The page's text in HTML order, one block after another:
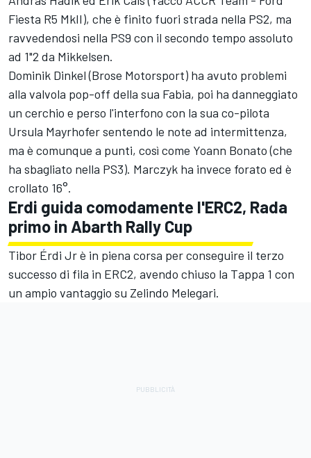
Fiesta R5 MkII), che è finito fuori strada nella PS2, ma
ravvedendosi nella PS9 con il secondo tempo assoluto
ad 1"2 da Mikkelsen.
Dominik Dinkel (Brose Motorsport) ha avuto problemi
alla valvola pop-off della sua Fabia, poi ha danneggiato
un cerchio e perso l'interfono con la sua co-pilota
Ursula Mayrhofer sentendo le note ad intermittenza,
ma è comunque a punti, così come Yoann Bonato (che
ha sbagliato nella PS3). Marczyk ha invece forato ed è
crollato 16°.
Erdi guida comodamente l'ERC2, Rada
primo in Abarth Rally Cup
Tibor Érdi Jr è in piena corsa per conseguire il terzo
successo di fila in ERC2, avendo chiuso la Tappa 1 con
un ampio vantaggio su Zelindo Melegari.